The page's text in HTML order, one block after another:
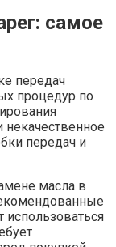
самое
передач
процедур по
передач и
масла в
использоваться